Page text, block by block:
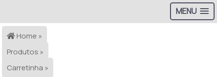
MENU
Home »
Produtos »
Carretinha »